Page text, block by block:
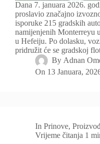
Dana 7. januara 2026.
proslavio značajno
isporuke 215 gradskih
namijenjenih Monterreyu
u Hefeiju. Po dolasku,
pridružit će se gradskoj
By Adnan
On 13 Januara,
In Prinove,
Vrijeme čitanja 1